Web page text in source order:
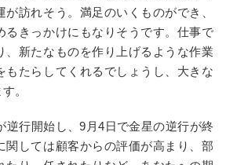
が訪れそう。満足のいくものができ、
るきっかけにもなりそうです。仕事で
、新たなものを作り上げるような作業
もたらしてくれるでしょうし、大きな
。
逆行開始し、9月4日で金星の逆行が終
関しては顧客からの評価が高まり、部